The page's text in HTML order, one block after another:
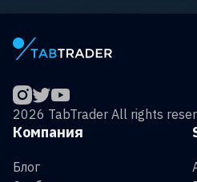
2026 TabTrader All rights
Компания
Блог